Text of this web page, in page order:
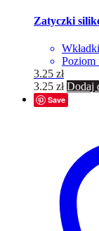
Zatyczki
Poziom
3.25 zł
3.25 zł Dodaj
Save